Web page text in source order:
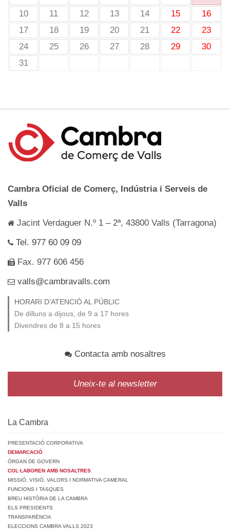
10
11 12 13 14 15
16
17
18 19 20 21 22
23
24
25 26 27 28 29
30
31
Cambra Oficial de Comerç, Indústria i Serveis de
Valls
Jacint Verdaguer N.º 1 – 2ª, 43800 Valls (Tarragona)
Tel. 977 60 09 09
Fax. 977 606 456
valls@cambravalls.com
HORARI D’ATENCIÓ AL PÚBLIC
De dilluns a dijous, de 9 a 17 hores
Divendres de 8 a 15 hores
Contacta amb nosaltres
Uneix-te al newsletter
La Cambra
PRESENTACIÓ CORPORATIVA
DEMARCACIÓ
ÒRGAN DE GOVERN
COL·LABOREN AMB NOSALTRES
MISSIÓ, VISIÓ, VALORS I NORMATIVA CAMERAL
FUNCIONS I TASQUES
BREU HISTÒRIA DE LA CAMBRA
ELS PRESIDENTS
TRANSPARÈNCIA
ELECCIONS CAMBRA VALLS 2023